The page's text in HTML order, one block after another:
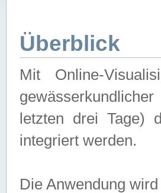
Überblick
Mit Online-
letzten drei Tage)
integriert werden.
Die Anwendung